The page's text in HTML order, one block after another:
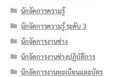
นักจัดการความรู้
นักจัดการความรู้ ระดับ 3
นักจัดการงานช่าง
นักจัดการงานช่างปฏิบัติการ
นักจัดการงานทะเบียนและบัตร